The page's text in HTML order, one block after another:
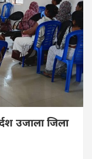
उजाला जिला